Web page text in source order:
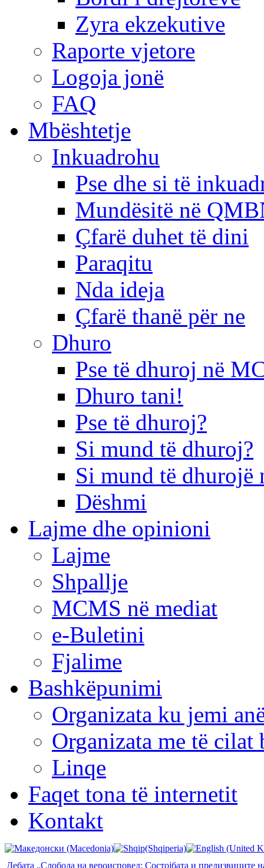
Zyra ekzekutive
Raporte vjetore
Logoja jonë
FAQ
Mbështetje
Inkuadrohu
Pse dhe si të
Mundësitë në
Çfarë duhet të dini
Paraqitu
Nda ideja
Çfarë thanë për ne
Dhuro
Pse të dhuroj në
Dhuro tani!
Pse të dhuroj?
Si mund të dhuroj?
Si mund të dhurojë
Dëshmi
Lajme dhe opinioni
Lajme
Shpallje
MCMS në mediat
e-Buletini
Fjalime
Bashkëpunimi
Organizata ku jemi
Organizata me të cilat
Linqe
Faqet tona të internetit
Kontakt
Дебата „Слобода на вероисповед: Состојбата и предизвиците